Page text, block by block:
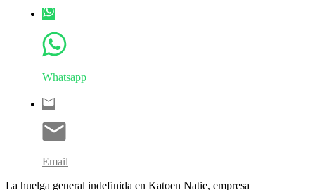
Whatsapp
Email
La huelga general indefinida en Katoen Natie, empresa